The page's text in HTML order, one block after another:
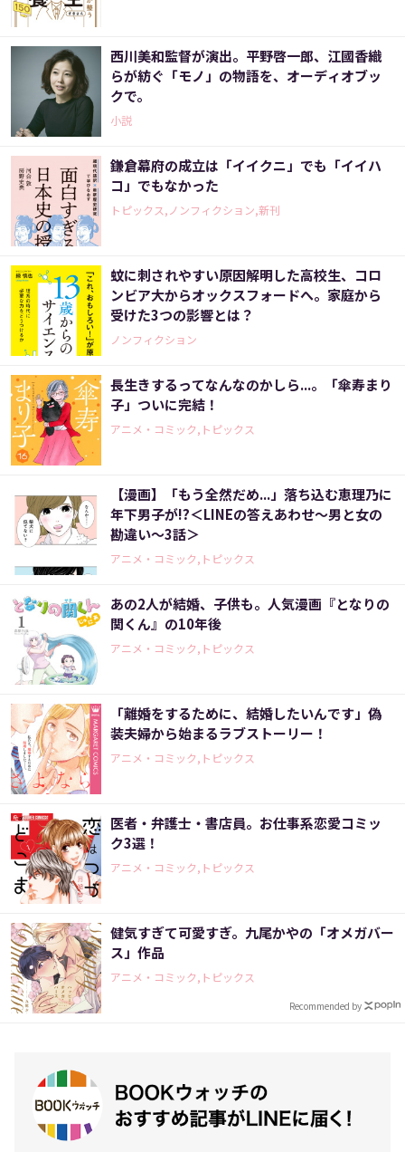
西川美和監督が演出。平野啓一郎、江國香織
らが紡ぐ「モノ」の物語を、オーディオブッ
クで。
小説
鎌倉幕府の成立は「イイクニ」でも「イイハ
コ」でもなかった
トピックス,ノンフィクション,新刊
蚊に刺されやすい原因解明した高校生、コロ
ンビア大からオックスフォードへ。家庭から
受けた3つの影響とは？
ノンフィクション
長生きするってなんなのかしら...。「傘寿まり
子」ついに完結！
アニメ・コミック,トピックス
【漫画】「もう全然だめ...」落ち込む恵理乃に
年下男子が!?＜LINEの答えあわせ〜男と女の
勘違い〜3話＞
アニメ・コミック,トピックス
あの2人が結婚、子供も。人気漫画『となりの
関くん』の10年後
アニメ・コミック,トピックス
「離婚をするために、結婚したいんです」偽
装夫婦から始まるラブストーリー！
アニメ・コミック,トピックス
医者・弁護士・書店員。お仕事系恋愛コミッ
ク3選！
アニメ・コミック,トピックス
健気すぎて可愛すぎ。九尾かやの「オメガバー
ス」作品
アニメ・コミック,トピックス
Recommended by